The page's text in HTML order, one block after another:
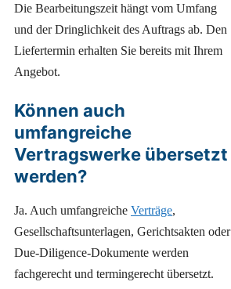
Die Bearbeitungszeit hängt vom Umfang
und der Dringlichkeit des Auftrags ab. Den
Liefertermin erhalten Sie bereits mit Ihrem
Angebot.
Können auch
umfangreiche
Vertragswerke übersetzt
werden?
Ja. Auch umfangreiche Verträge,
Gesellschaftsunterlagen, Gerichtsakten oder
Due-Diligence-Dokumente werden
fachgerecht und termingerecht übersetzt.